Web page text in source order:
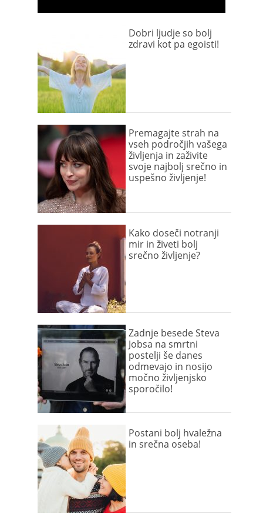
Dobri ljudje so bolj
zdravi kot pa egoisti!
Premagajte strah na
vseh področjih vašega
življenja in zaživite
svoje najbolj srečno in
uspešno življenje!
Kako doseči notranji
mir in živeti bolj
srečno življenje?
Zadnje besede Steva
Jobsa na smrtni
postelji še danes
odmevajo in nosijo
močno življenjsko
sporočilo!
Postani bolj hvaležna
in srečna oseba!